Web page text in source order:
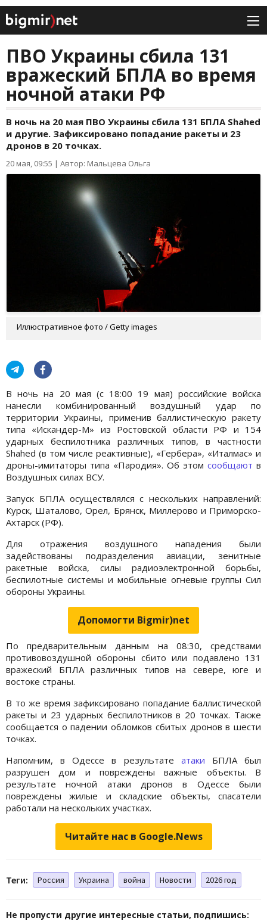
ПВО Украины сбила 131
вражеский БПЛА во время
ночной атаки РФ
В ночь на 20 мая ПВО Украины сбила 131 БПЛА Shahed
и другие. Зафиксировано попадание ракеты и 23
дронов в 20 точках.
20 мая, 09:55 | Автор: Мальцева Ольга
Иллюстративное фото / Getty images
В ночь на 20 мая (с 18:00 19 мая) российские войска
нанесли комбинированный воздушный удар по
территории Украины, применив баллистическую ракету
типа «Искандер-М» из Ростовской области РФ и 154
ударных беспилотника различных типов, в частности
Shahed (в том числе реактивные), «Гербера», «Италмас» и
дроны-имитаторы типа «Пародия». Об этом сообщают в
Воздушных силах ВСУ.
Запуск БПЛА осуществлялся с нескольких направлений:
Курск, Шаталово, Орел, Брянск, Миллерово и Приморско-
Ахтарск (РФ).
Для отражения воздушного нападения были
задействованы подразделения авиации, зенитные
ракетные войска, силы радиоэлектронной борьбы,
беспилотные системы и мобильные огневые группы Сил
обороны Украины.
Допомогти Bigmir)net
По предварительным данным на 08:30, средствами
противовоздушной обороны сбито или подавлено 131
вражеский БПЛА различных типов на севере, юге и
востоке страны.
В то же время зафиксировано попадание баллистической
ракеты и 23 ударных беспилотников в 20 точках. Также
сообщается о падении обломков сбитых дронов в шести
точках.
Напомним, в Одессе в результате атаки БПЛА был
разрушен дом и повреждены важные объекты. В
результате ночной атаки дронов в Одессе были
повреждены жилые и складские объекты, спасатели
работали на нескольких участках.
Читайте нас в Google.News
Теги: Россия Украина война Новости 2026 год
Не пропусти другие интересные статьи, подпишись: